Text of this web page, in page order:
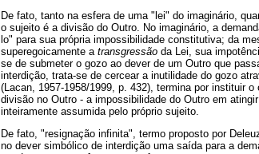
De fato, tanto na esfera de uma "lei" do imaginário,
o sujeito é a divisão do Outro. No imaginário, a
lo" para sua própria impossibilidade constitutiva; da
superegoicamente a transgressão da Lei, sua
se de submeter o gozo ao dever de um Outro que
interdição, trata-se de cercear a inutilidade do gozo
(Lacan, 1957-1958/1999, p. 432), termina por instituir
divisão no Outro - a impossibilidade do Outro em
inteiramente assumida pelo próprio sujeito.
De fato, "resignação infinita", termo proposto por
no dever simbólico de interdição uma saída para a